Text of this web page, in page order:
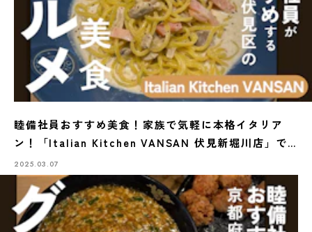
睦備社員おすすめ美食！家族で気軽に本格イタリア
ン！「Italian Kitchen VANSAN 伏見新堀川店」で
味わう至福のひととき
2025.03.07